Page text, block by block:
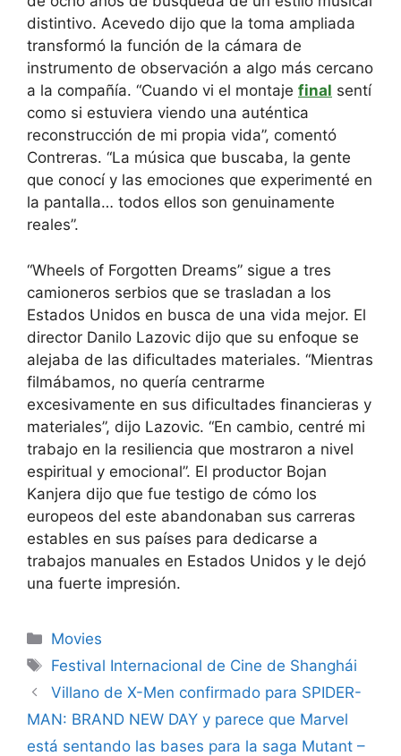
distintivo. Acevedo dijo que la toma ampliada
transformó la función de la cámara de
instrumento de observación a algo más cercano
a la compañía. “Cuando vi el montaje final sentí
como si estuviera viendo una auténtica
reconstrucción de mi propia vida”, comentó
Contreras. “La música que buscaba, la gente
que conocí y las emociones que experimenté en
la pantalla… todos ellos son genuinamente
reales”.
“Wheels of Forgotten Dreams” sigue a tres
camioneros serbios que se trasladan a los
Estados Unidos en busca de una vida mejor. El
director Danilo Lazovic dijo que su enfoque se
alejaba de las dificultades materiales. “Mientras
filmábamos, no quería centrarme
excesivamente en sus dificultades financieras y
materiales”, dijo Lazovic. “En cambio, centré mi
trabajo en la resiliencia que mostraron a nivel
espiritual y emocional”. El productor Bojan
Kanjera dijo que fue testigo de cómo los
europeos del este abandonaban sus carreras
estables en sus países para dedicarse a
trabajos manuales en Estados Unidos y le dejó
una fuerte impresión.
Categories
Movies
Tags
Festival Internacional de Cine de Shanghái
Villano de X-Men confirmado para SPIDER-
MAN: BRAND NEW DAY y parece que Marvel
está sentando las bases para la saga Mutant –